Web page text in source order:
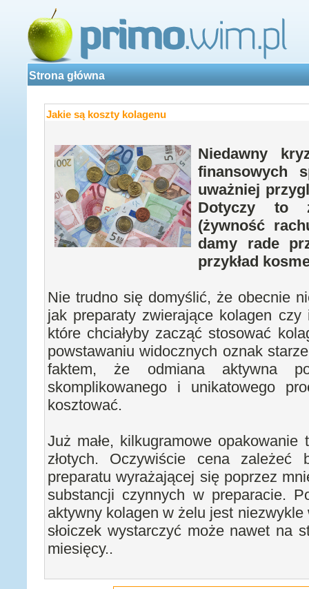
Strona główna
Jakie są koszty kolagenu
Niedawny
finansowych
uważniej
Dotyczy to
(żywność
damy rade
przykład
Nie trudno się domyślić, że obecnie
jak preparaty zwierające kolagen
które chciałyby zacząć stosować
powstawaniu widocznych oznak
faktem, że odmiana aktywna
skomplikowanego i unikatowego
kosztować.
Już małe, kilkugramowe
złotych. Oczywiście cena
preparatu wyrażającej się poprzez
substancji czynnych w preparacie.
aktywny kolagen w żelu jest
słoiczek wystarczyć może nawet na
miesięcy..